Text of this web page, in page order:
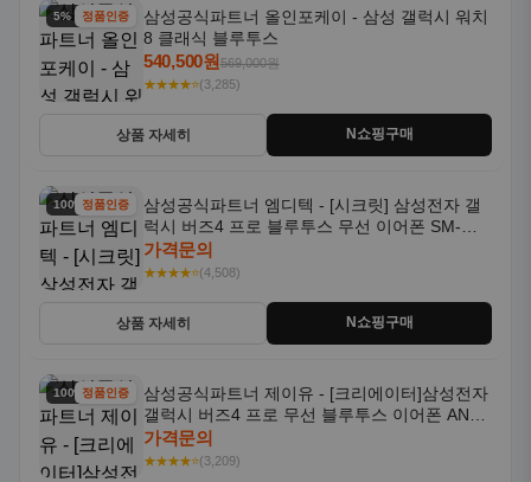
5% 할인정품인증
삼성공식파트너 올인포케이 - 삼성 갤럭시 워치
8 클래식 블루투스
540,500원569,000원
★★★★⭐(3,285)
상품 자세히 N쇼핑구매
100% 할인
정품인증
삼성공식파트너 엠디텍 - [시크릿] 삼성전자 갤
럭시 버즈4 프로 블루투스 무선 이어폰 SM-
R640N
가격문의
★★★★⭐(4,508)
상품 자세히 N쇼핑구매
100% 할인
정품인증
삼성공식파트너 제이유 - [크리에이터]삼성전자
갤럭시 버즈4 프로 무선 블루투스 이어폰 ANC
SM-R640N
가격문의
★★★★⭐(3,209)